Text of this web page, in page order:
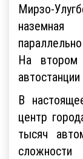
Мирзо-
На втором
В
центр
тысяч